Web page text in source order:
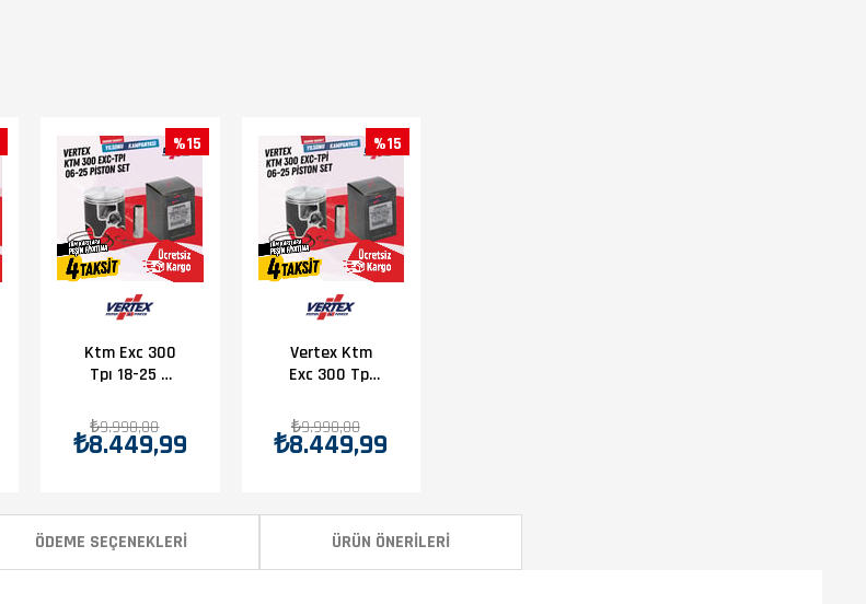
Ktm Exc 300
Tpı 18-25 C
₺8.449,99
₺9.990,00
%15
Vertex Ktm
Exc 300 Tpı
Piston
D.71.955
₺8.449,99
₺9.990,00
%15
ÖDEME SEÇENEKLERI ÜRÜN ÖNERILERI